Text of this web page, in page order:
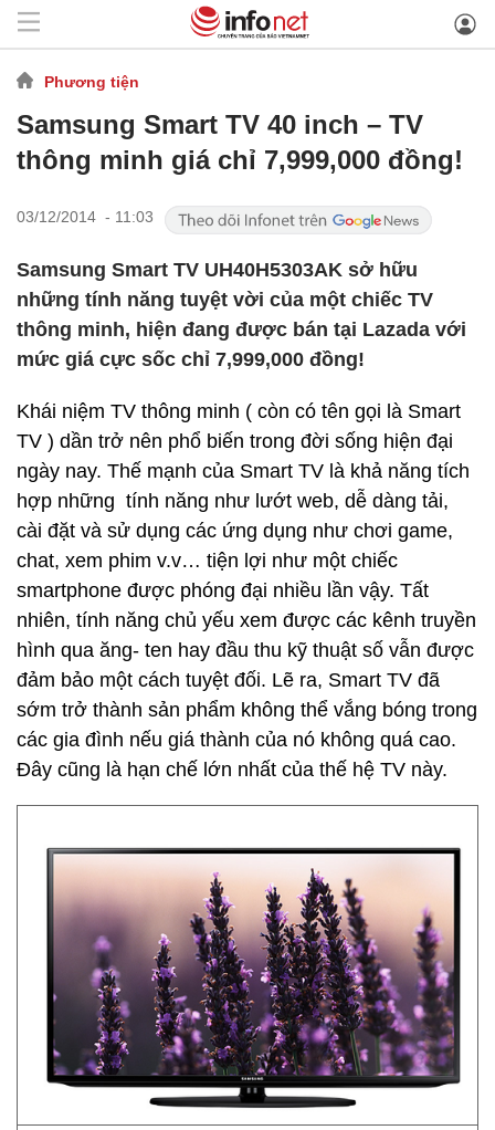
Phương tiện
Samsung Smart TV 40 inch – TV
thông minh giá chỉ 7,999,000 đồng!
03/12/2014 - 11:03
Samsung Smart TV UH40H5303AK sở hữu
những tính năng tuyệt vời của một chiếc TV
thông minh, hiện đang được bán tại Lazada với
mức giá cực sốc chỉ 7,999,000 đồng!
Khái niệm TV thông minh ( còn có tên gọi là Smart
TV ) dần trở nên phổ biến trong đời sống hiện đại
ngày nay. Thế mạnh của Smart TV là khả năng tích
hợp những tính năng như lướt web, dễ dàng tải,
cài đặt và sử dụng các ứng dụng như chơi game,
chat, xem phim v.v… tiện lợi như một chiếc
smartphone được phóng đại nhiều lần vậy. Tất
nhiên, tính năng chủ yếu xem được các kênh truyền
hình qua ăng- ten hay đầu thu kỹ thuật số vẫn được
đảm bảo một cách tuyệt đối. Lẽ ra, Smart TV đã
sớm trở thành sản phẩm không thể vắng bóng trong
các gia đình nếu giá thành của nó không quá cao.
Đây cũng là hạn chế lớn nhất của thế hệ TV này.